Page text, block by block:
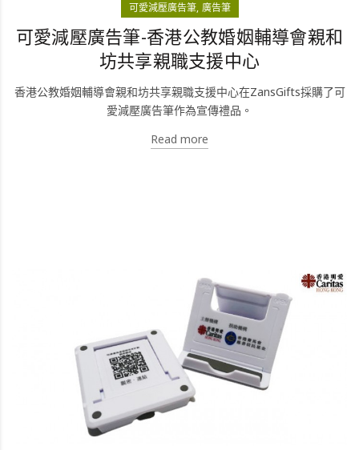
可愛減壓廣告筆 廣告筆
可愛減壓廣告筆-香港公教婚姻輔導會親和
坊共享親職支援中心
香港公教婚姻輔導會親和坊共享親職支援中心在ZansGifts採購了可
愛減壓廣告筆作為宣傳禮品。
Read more